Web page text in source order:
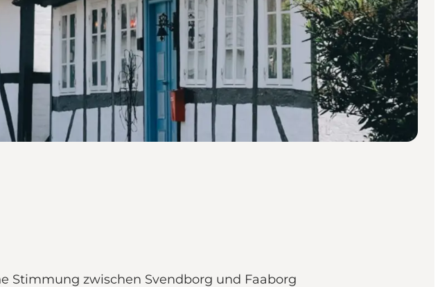
Stimmung zwischen Svendborg und Faaborg